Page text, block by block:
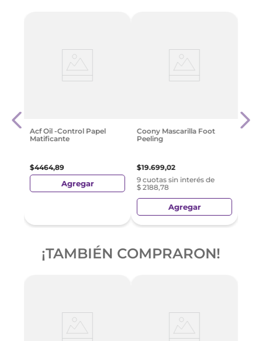
Acf Oil -Control Papel
Matificante
$4464,89
Agregar
Coony Mascarilla Foot
Peeling
$19.699,02
9 cuotas sin interés de
$ 2188,78
Agregar
$
¡TAMBIÉN COMPRARON!